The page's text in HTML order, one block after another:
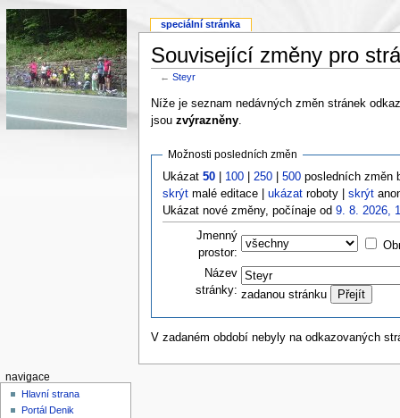
Související změny pro
←Steyr
Níže je seznam nedávných změn stránek
jsou zvýrazněny.
Možnosti posledních změn
Ukázat50 100 250 |500 posledních změn
skrýt malé editace |ukázat roboty |skrýt
Ukázat nové změny, počínaje od9. 8. 2026,
Jmenný
prostor:
Název
stránky: zadanou stránku
V zadaném období nebyly na odkazovaných
speciální stránka
navigace
Hlavní strana
Portál Denik